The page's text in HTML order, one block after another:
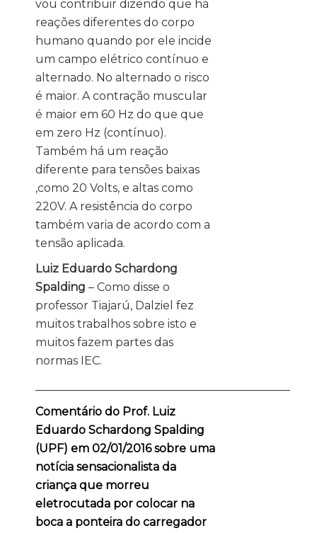
vou contribuir dizendo que há
reações diferentes do corpo
humano quando por ele incide
um campo elétrico contínuo e
alternado. No alternado o risco
é maior. A contração muscular
é maior em 60 Hz do que que
em zero Hz (contínuo).
Também há um reação
diferente para tensões baixas
,como 20 Volts, e altas como
220V. A resistência do corpo
também varia de acordo com a
tensão aplicada.
Luiz Eduardo Schardong
Spalding – Como disse o
professor Tiajarú, Dalziel fez
muitos trabalhos sobre isto e
muitos fazem partes das
normas IEC.
Comentário do Prof. Luiz
Eduardo Schardong Spalding
(UPF) em 02/01/2016 sobre uma
notícia sensacionalista da
criança que morreu
eletrocutada por colocar na
boca a ponteira do carregador